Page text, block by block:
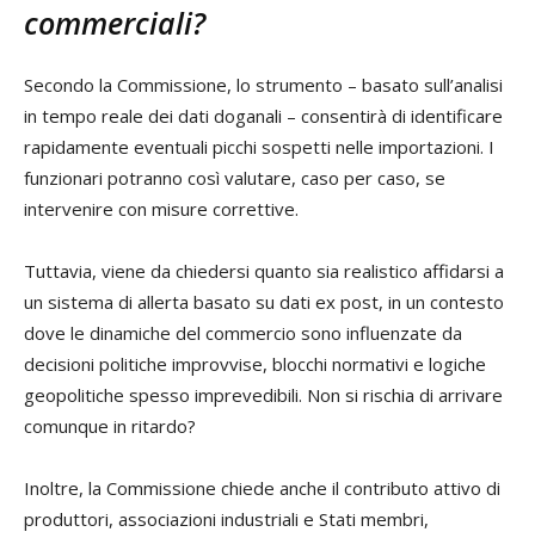
commerciali?
Secondo la Commissione, lo strumento – basato sull’analisi
in tempo reale dei dati doganali – consentirà di identificare
rapidamente eventuali picchi sospetti nelle importazioni. I
funzionari potranno così valutare, caso per caso, se
intervenire con misure correttive.
Tuttavia, viene da chiedersi quanto sia realistico affidarsi a
un sistema di allerta basato su dati ex post, in un contesto
dove le dinamiche del commercio sono influenzate da
decisioni politiche improvvise, blocchi normativi e logiche
geopolitiche spesso imprevedibili. Non si rischia di arrivare
comunque in ritardo?
Inoltre, la Commissione chiede anche il contributo attivo di
produttori, associazioni industriali e Stati membri,